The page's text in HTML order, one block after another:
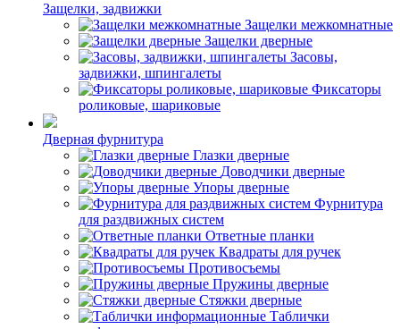
Защелки, задвижки
Защелки межкомнатные
Защелки дверные
Засовы,
задвижки, шпингалеты
Фиксаторы
роликовые, шариковые
Дверная фурнитура
Глазки дверные
Доводчики дверные
Упоры дверные
Фурнитура
для раздвижных систем
Ответные планки
Квадраты для ручек
Противосъемы
Пружины дверные
Стяжки дверные
Таблички